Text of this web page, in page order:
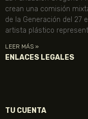
crean una comisión
de la Generación del 27
artista plástico
LEER MÁS »
ENLACES LEGALES
TU CUENTA